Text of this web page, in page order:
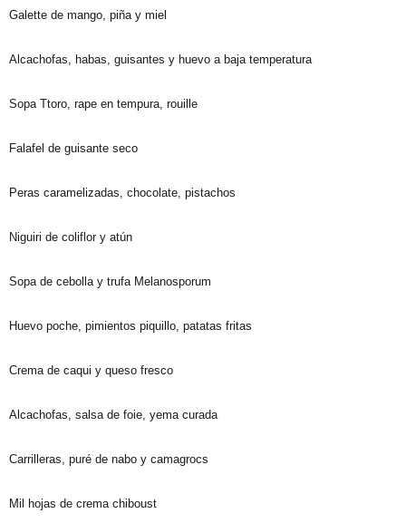
Galette de mango, piña y miel
Alcachofas, habas, guisantes y huevo a baja temperatura
Sopa Ttoro, rape en tempura, rouille
Falafel de guisante seco
Peras caramelizadas, chocolate, pistachos
Niguiri de coliflor y atún
Sopa de cebolla y trufa Melanosporum
Huevo poche, pimientos piquillo, patatas fritas
Crema de caqui y queso fresco
Alcachofas, salsa de foie, yema curada
Carrilleras, puré de nabo y camagrocs
Mil hojas de crema chiboust